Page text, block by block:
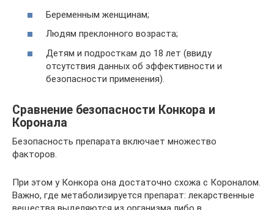
Беременным женщинам;
Людям преклонного возраста;
Детям и подросткам до 18 лет (ввиду
отсутствия данных об эффективности и
безопасности применения).
Сравнение безопасности Конкора и
Коронала
Безопасность препарата включает множество
факторов.
При этом у Конкора она достаточно схожа с Короналом.
Важно, где метаболизируется препарат: лекарственные